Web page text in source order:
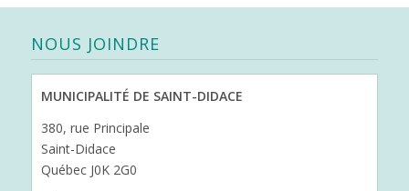
NOUS JOINDRE
MUNICIPALITÉ DE SAINT-DIDACE
380, rue Principale
Saint-Didace
Québec J0K 2G0